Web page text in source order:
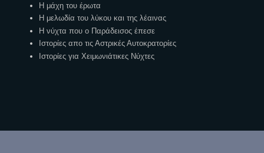
Η μάχη του έρωτα
Η μελωδία του λύκου και της λέαινας
Η νύχτα που ο Παράδεισος έπεσε
Ιστορίες απο τις Αστρικές Αυτοκρατορίες
Ιστορίες για Χειμωνιάτικες Νύχτες